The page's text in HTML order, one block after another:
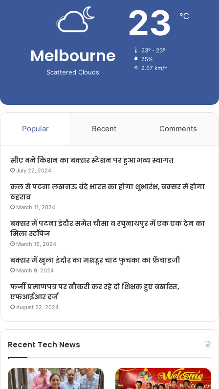
Melbourne
Scattered Clouds
23 ℃
23º - 23º
75%
2.57 km/h
Popular Recent Comments
सीए बने किशन का बक्सर स्टेशन पर हुआ भव्य स्वागत
July 22, 2024
कल से पटना लखनऊ वंदे भारत का होगा शुभारंभ, बक्सर में होगा
ठहराव
March 11, 2024
बक्सर में पटना इंदौर समेत चौसा व रघुनाथपुर में एक एक ट्रेन का
मिला स्टॉपेज
March 16, 2024
बक्सर में खुला इंदौर का मशहूर चाट फुचका का फ्रेंचाइजी
March 9, 2024
फर्जी प्रमाणपत्र पर नौकरी कर रहे दो शिक्षक हुए बर्खास्त,
एफआईआर दर्ज
August 22, 2024
Recent Tech News